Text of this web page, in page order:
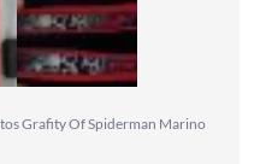
Grafity Of Spiderman Marino